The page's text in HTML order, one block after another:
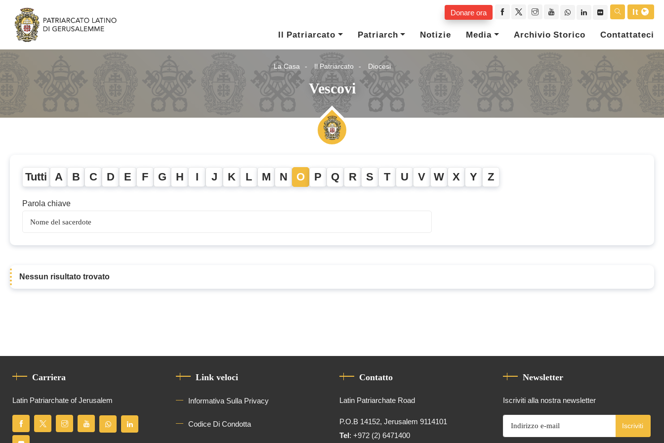
Donare ora
It
Il Patriarcato
Patriarch Notizie Media Archivio Storico Contattateci
La Casa Il Patriarcato Diocesi
Vescovi
Tutti A B C D E F G H I J K L M N O P Q R S T U V W X Y Z
Parola chiave
Vescovi
Nessun risultato trovato
Carriera
Latin Patriarchate of Jerusalem
Link veloci
Informativa Sulla Privacy
Codice Di Condotta
Contatto
Latin Patriarchate Road
P.O.B 14152, Jerusalem 9114101
Tel: +972 (2) 6471400
Newsletter
Iscriviti alla nostra newsletter
Iscriviti